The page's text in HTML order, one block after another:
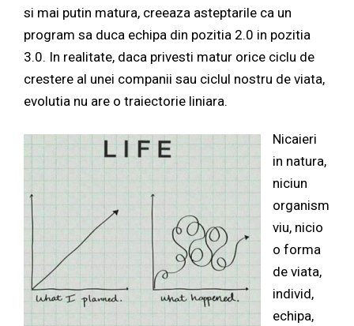
si mai putin matura, creeaza asteptarile ca un
program sa duca echipa din pozitia 2.0 in pozitia
3.0. In realitate, daca privesti matur orice ciclu de
crestere al unei companii sau ciclul nostru de viata,
evolutia nu are o traiectorie liniara.
Nicaieri
in natura,
niciun
organism
viu, nicio
o forma
de viata,
individ,
echipa,